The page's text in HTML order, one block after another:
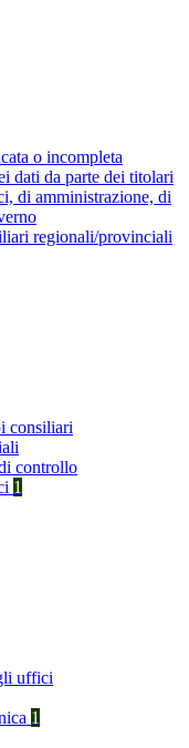
o incompleta
dati da parte dei titolari
di amministrazione, di
regionali/provinciali
consiliari
controllo
1
uffici
1